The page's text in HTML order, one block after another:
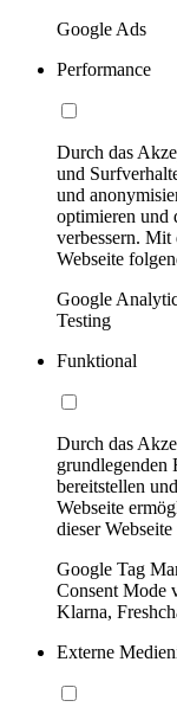
Google Ads
Performance
Durch das
und
und
optimieren und
verbessern.
Webseite
Google
Testing
Funktional
Durch das
grundlegenden
bereitstellen
Webseite
dieser
Google Tag
Consent Mode
Klarna,
Externe